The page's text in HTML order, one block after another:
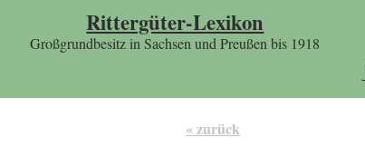
Rittergüter-Lexikon
Großgrundbesitz in Sachsen und Preußen bis 1918
« zurück